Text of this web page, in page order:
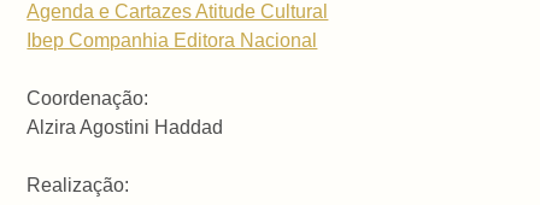
Agenda e Cartazes Atitude Cultural
Ibep Companhia Editora Nacional
Coordenação:
Alzira Agostini Haddad
Realização: